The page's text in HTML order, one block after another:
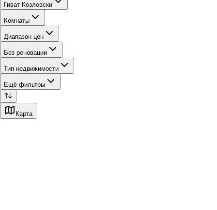
Гиват Козловски
Комнаты
Диапазон цен
Без реновации
Тип недвижимости
Ещё фильтры
Карта